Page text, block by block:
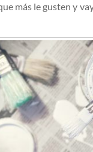
más le gusten y